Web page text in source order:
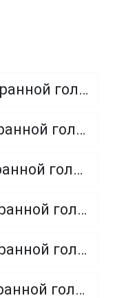
Болт с шестигранной головкой, полная резьба, класс прочности 8.8
Болт с шестигранной головкой, полная резьба, класс прочности 4.8 и 5.8
Болт с шестигранной головкой, полная резьба, из нержавеющей стали A2 и A4
Болт с шестигранной головкой, неполная резьба, класс прочности 5.8
Болт с шестигранной головкой, неполная резьба, класс прочности 8.8
Болт с шестигранной головкой, полная резьба, класс прочности 10.9 и 12.9